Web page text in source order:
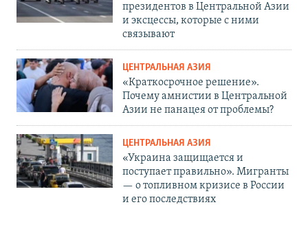
президентов в Центральной Азии
и эксцессы, которые с ними
связывают
ЦЕНТРАЛЬНАЯ АЗИЯ
«Краткосрочное решение».
Почему амнистии в Центральной
Азии не панацея от проблемы?
ЦЕНТРАЛЬНАЯ АЗИЯ
«Украина защищается и
поступает правильно». Мигранты
— о топливном кризисе в России
и его последствиях